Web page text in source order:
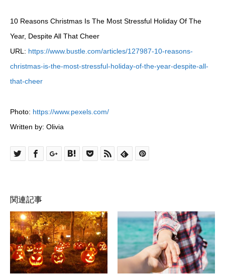
10 Reasons Christmas Is The Most Stressful Holiday Of The
Year, Despite All That Cheer
URL: https://www.bustle.com/articles/127987-10-reasons-
christmas-is-the-most-stressful-holiday-of-the-year-despite-all-
that-cheer
Photo: https://www.pexels.com/
Written by: Olivia
関連記事